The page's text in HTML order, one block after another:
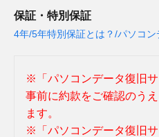
保証・特別保証
4年/5年特別保証とは？/パソコ
※「パソコンデータ復旧
事前に約款をご確認のう
ます。
※「パソコンデータ復旧サ